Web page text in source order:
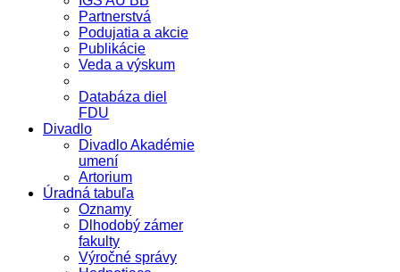
Partnerstvá
Podujatia a akcie
Publikácie
Veda a výskum
Databáza diel
FDU
Divadlo
Divadlo Akadémie
umení
Artorium
Úradná tabuľa
Oznamy
Dlhodobý zámer
fakulty
Výročné správy